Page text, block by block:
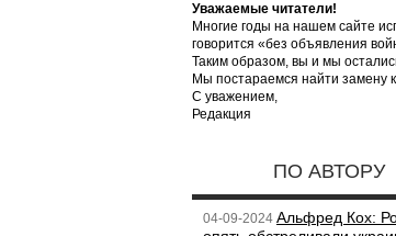
Уважаемые читатели!
Многие годы на нашем сайте
говорится «без объявления
Таким образом, вы и мы
Мы постараемся найти замену
С уважением,
Редакция
ПО АВТОРУ
04-09-2024 Альфред Кох: